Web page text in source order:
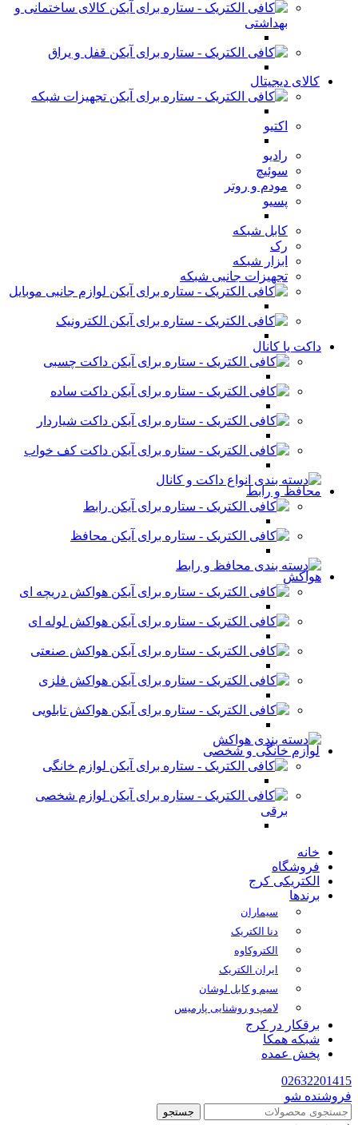
کالای ساختمانی و
بهداشتی
قفل و یراق
کالای دیجیتال
تجهیزات شبکه
اکتیو
رادیو
سوئیچ
مودم و روتر
پسیو
کابل شبکه
رک
ابزار شبکه
تجهیزات جانبی شبکه
لوازم جانبی موبایل
الکترونیک
داکت یا کانال
داکت چسبی
داکت ساده
داکت شیاردار
داکت کف خواب
محافظ و رابط
رابط
محافظ
هواکش
هواکش دریچه ای
هواکش لوله ای
هواکش صنعتی
هواکش فلزی
هواکش تابلویی
لوازم خانگی و شخصی
لوازم خانگی
لوازم شخصی
برقی
خانه
فروشگاه
الکتریکی کرج
برندها
سیماران
دنا الکتریک
الکتروکاوه
ایران الکتریک
سیم و کابل لوشان
لامپ و روشنایی پارمیس
برقکار در کرج
شبکه همکا
پخش عمده
02632201415
فروشنده شو
جستجو